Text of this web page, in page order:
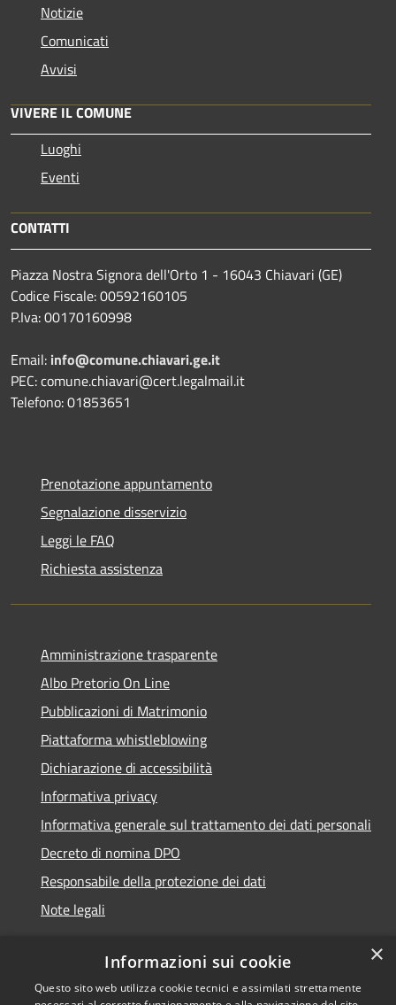
Notizie
Comunicati
Avvisi
VIVERE IL COMUNE
Luoghi
Eventi
CONTATTI
Piazza Nostra Signora dell'Orto 1 - 16043 Chiavari (GE)
Codice Fiscale: 00592160105
P.Iva: 00170160998
Email: info@comune.chiavari.ge.it
PEC: comune.chiavari@cert.legalmail.it
Telefono: 01853651
Prenotazione appuntamento
Segnalazione disservizio
Leggi le FAQ
Richiesta assistenza
Amministrazione trasparente
Albo Pretorio On Line
Pubblicazioni di Matrimonio
Piattaforma whistleblowing
Dichiarazione di accessibilità
Informativa privacy
Informativa generale sul trattamento dei dati personali
Decreto di nomina DPO
Responsabile della protezione dei dati
Note legali
RSS © 2021 - 2026 Comune di
×
Informazioni sui cookie
Questo sito web utilizza cookie tecnici e assimilati strettamente